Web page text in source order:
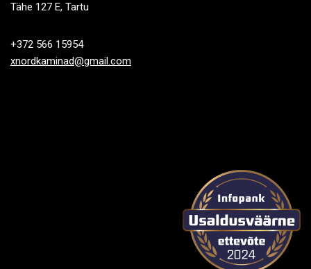
Tähe 127 E, Tartu
+372 566 15954
xnordkaminad@gmail.com